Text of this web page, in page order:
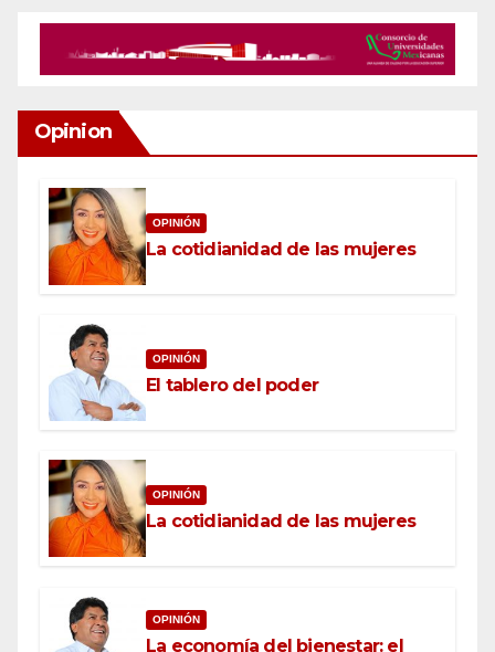
Opinion
OPINIÓN
La cotidianidad de las mujeres
OPINIÓN
El tablero del poder
OPINIÓN
La cotidianidad de las mujeres
OPINIÓN
La economía del bienestar: el